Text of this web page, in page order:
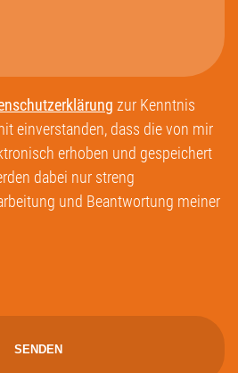
zur Kenntnis
einverstanden, dass die von mir
erhoben und gespeichert
dabei nur streng
und Beantwortung meiner